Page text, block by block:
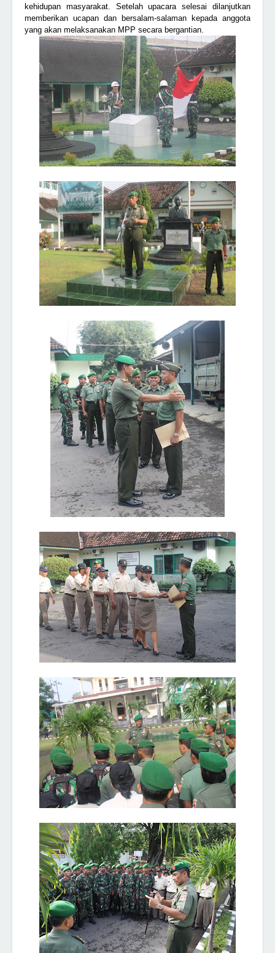
kehidupan masyarakat. Setelah upacara selesai dilanjutkan
memberikan ucapan dan bersalam-salaman kepada anggota
yang akan melaksanakan MPP secara bergantian.